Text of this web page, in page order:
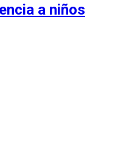
a niños